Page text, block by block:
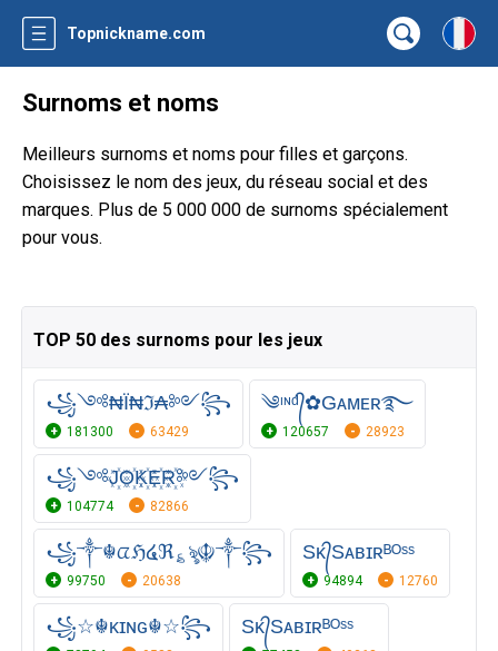
Topnickname.com
Surnoms et noms
Meilleurs surnoms et noms pour filles et garçons.
Choisissez le nom des jeux, du réseau social et des
marques. Plus de 5 000 000 de surnoms spécialement
pour vous.
TOP 50 des surnoms pour les jeux
꧁༺₦Ї₦ℑ₳༻꧂
181300 63429
༄ᶦᶰᵈ᭄✿Gᴀᴍᴇʀ࿐
120657 28923
꧁༺J꙰O꙰K꙰E꙰R꙰༻꧂
104774 82866
꧁༒☬ᤂℌ໔ℜ؏ৡ☬༒꧂
99750 20638
Sᴋ᭄Sᴀʙɪʀᴮᴼˢˢ
94894 12760
꧁☆☬κɪɴɢ☬☆꧂ Sᴋ᭄Sᴀʙɪʀᴮᴼˢˢ